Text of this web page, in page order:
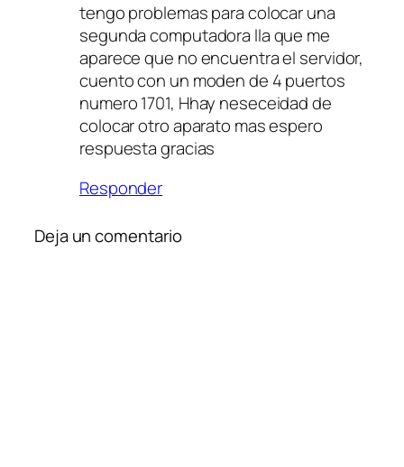
tengo problemas para colocar una
segunda computadora lla que me
aparece que no encuentra el servidor,
cuento con un moden de 4 puertos
numero 1701, Hhay neseceidad de
colocar otro aparato mas espero
respuesta gracias
Responder
Deja un comentario